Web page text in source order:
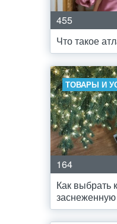
455
Что такое
ТОВАРЫ И
164
Как выбрать
заснеженную